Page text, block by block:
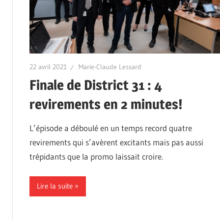
22 avril 2021 Marie-Claude Lessard
Finale de District 31 : 4
revirements en 2 minutes!
L’épisode a déboulé en un temps record quatre
revirements qui s’avèrent excitants mais pas aussi
trépidants que la promo laissait croire.
Lire la suite